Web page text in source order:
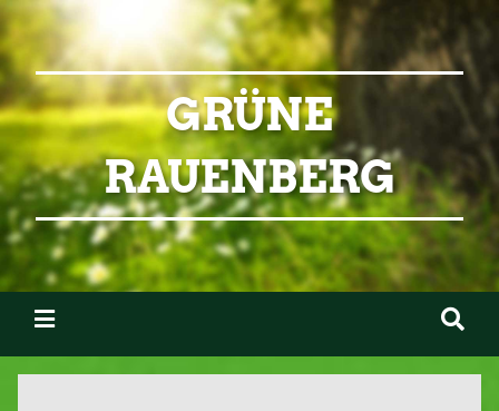
GRÜNE
RAUENBERG